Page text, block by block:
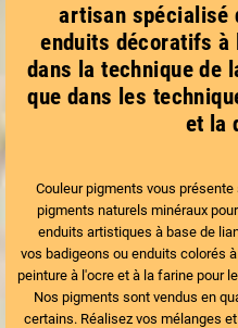
artisan spécialisé
enduits décoratifs à
dans la technique de
que dans les
et la
Couleur pigments vous
pigments naturels minéraux
enduits artistiques à base de
vos badigeons ou enduits colorés
peinture à l'ocre et à la farine pour
Nos pigments sont vendus en
certains. Réalisez vos mélanges